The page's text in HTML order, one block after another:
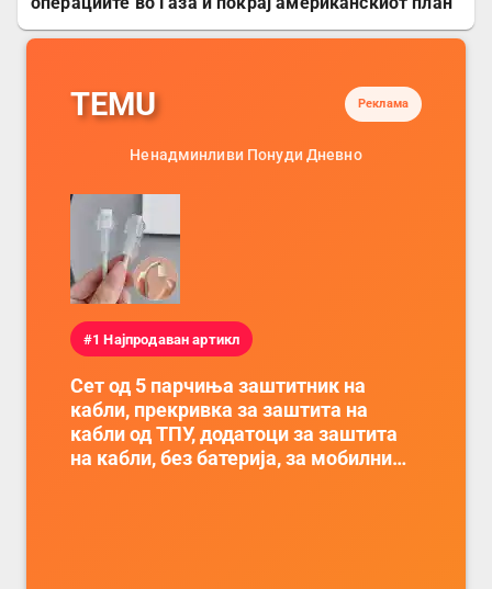
TEMU Реклама
Ненадминливи Понуди Дневно
#1 Најпродаван артикл
Сет од 5 парчиња заштитник на
кабли, прекривка за заштита на
кабли од ТПУ, додатоци за заштита
на кабли, без батерија, за мобилни